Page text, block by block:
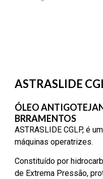
ASTRASLIDE
ÓLEO
BRRAMENTOS
ASTRASLIDE CGLP, é
máquinas operatrizes.
Constituído por
de Extrema Pressão,